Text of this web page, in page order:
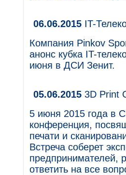
06.06.2015 IT-
Компания Pinkov
анонс кубка IT-
июня в ДСИ Зенит.
05.06.2015 3D Print
5 июня 2015 года в
конференция,
печати и
Встреча соберет
предпринимателей,
ответить на все